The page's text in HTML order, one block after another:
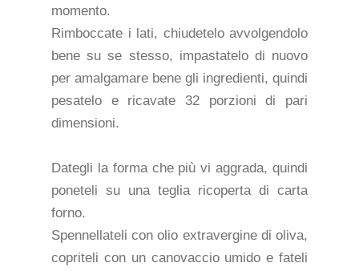
momento.
Rimboccate i lati, chiudetelo avvolgendolo
bene su se stesso, impastatelo di nuovo
per amalgamare bene gli ingredienti, quindi
pesatelo e ricavate 32 porzioni di pari
dimensioni.
Dategli la forma che più vi aggrada, quindi
poneteli su una teglia ricoperta di carta
forno.
Spennellateli con olio extravergine di oliva,
copriteli con un canovaccio umido e fateli